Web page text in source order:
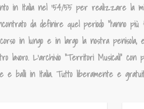
in Italia nel ‘54/55 per realizzare la
da definire quel periodo “l’anno più
in lungo e in largo la nostra penisola,
L’archivio “Territori Musicali” con
e balli in Italia. Tutto liberamente e